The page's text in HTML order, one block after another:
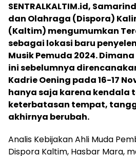
SENTRALKALTIM.id,
dan Olahraga (Dispora)
(Kaltim) mengumumkan
sebagai lokasi baru
Musik Pemuda 2024.
ini sebelumnya
Kadrie Oening pada 16-17
hanya saja karena kendala
keterbatasan tempat,
akhirnya berubah.
Analis Kebijakan Ahli Muda
Dispora Kaltim, Hasbar Mara,